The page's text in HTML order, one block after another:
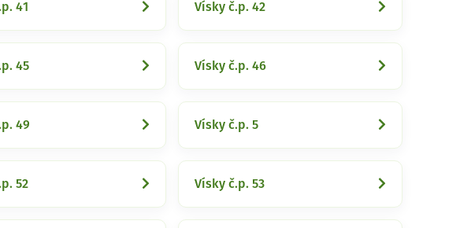
41 Vísky č.p. 42
45 Vísky č.p. 46
49 Vísky č.p. 5
52 Vísky č.p. 53